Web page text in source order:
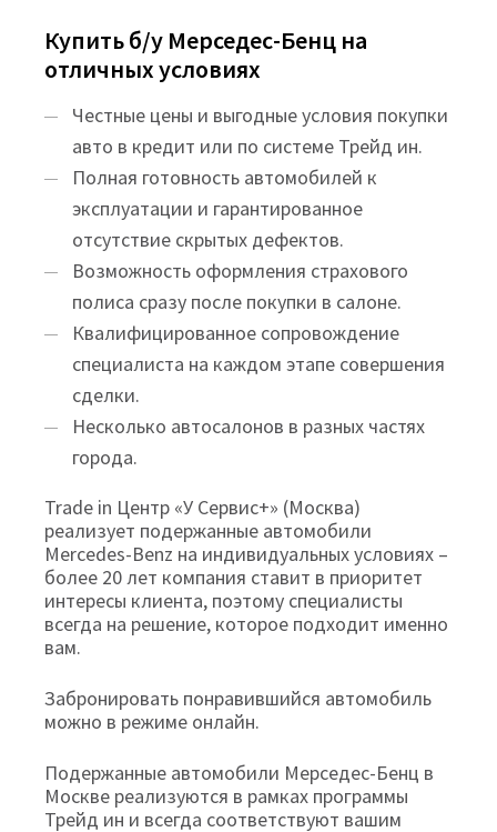
Купить б/у Мерседес-Бенц на
отличных условиях
Честные цены и выгодные условия покупки
авто в кредит или по системе Трейд ин.
Полная готовность автомобилей к
эксплуатации и гарантированное
отсутствие скрытых дефектов.
Возможность оформления страхового
полиса сразу после покупки в салоне.
Квалифицированное сопровождение
специалиста на каждом этапе совершения
сделки.
Несколько автосалонов в разных частях
города.
Trade in Центр «У Сервис+» (Москва)
реализует подержанные автомобили
Mercedes-Benz на индивидуальных условиях –
более 20 лет компания ставит в приоритет
интересы клиента, поэтому специалисты
всегда на решение, которое подходит именно
вам.
Забронировать понравившийся автомобиль
можно в режиме онлайн.
Подержанные автомобили Мерседес-Бенц в
Москве реализуются в рамках программы
Трейд ин и всегда соответствуют вашим